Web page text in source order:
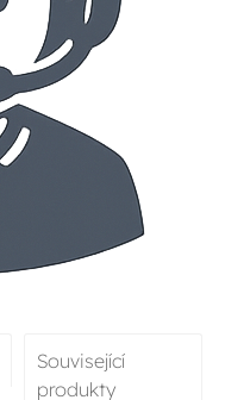
Související
produkty